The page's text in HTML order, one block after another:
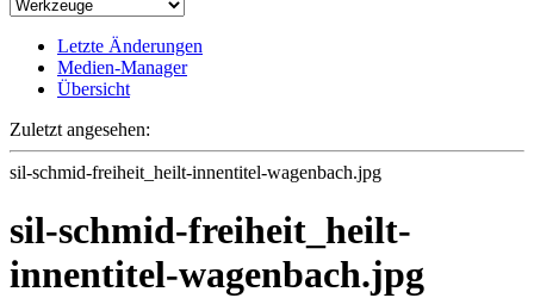
Letzte Änderungen
Medien-Manager
Übersicht
Zuletzt angesehen:
sil-schmid-freiheit_heilt-innentitel-wagenbach.jpg
sil-schmid-freiheit_heilt-
innentitel-wagenbach.jpg